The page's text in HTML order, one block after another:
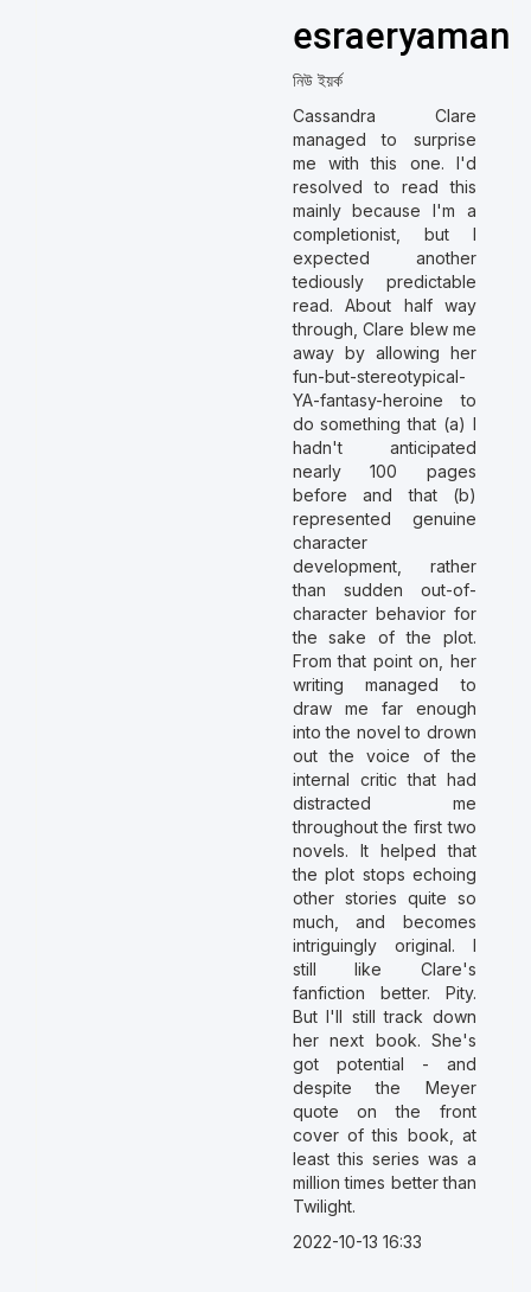
esraeryaman
নিউ ইয়র্ক
Cassandra Clare
managed to surprise
me with this one. I'd
resolved to read this
mainly because I'm a
completionist, but I
expected another
tediously predictable
read. About half way
through, Clare blew me
away by allowing her
fun-but-stereotypical-
YA-fantasy-heroine to
do something that (a) I
hadn't anticipated
nearly 100 pages
before and that (b)
represented genuine
character
development, rather
than sudden out-of-
character behavior for
the sake of the plot.
From that point on, her
writing managed to
draw me far enough
into the novel to drown
out the voice of the
internal critic that had
distracted me
throughout the first two
novels. It helped that
the plot stops echoing
other stories quite so
much, and becomes
intriguingly original. I
still like Clare's
fanfiction better. Pity.
But I'll still track down
her next book. She's
got potential - and
despite the Meyer
quote on the front
cover of this book, at
least this series was a
million times better than
Twilight.
2022-10-13 16:33